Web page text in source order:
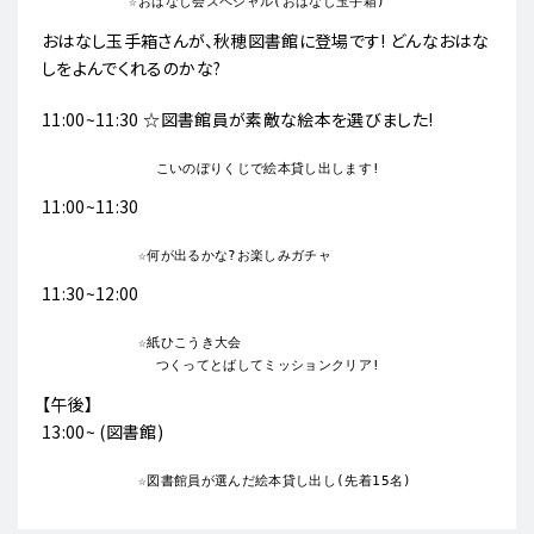
おはなし玉手箱さんが、秋穂図書館に登場です! どんなおはな
しをよんでくれるのかな?
11:00~11:30 ☆図書館員が素敵な絵本を選びました!
11:00~11:30
11:30~12:00
           ☆紙ひこうき大会
【午後】
13:00~ (図書館)